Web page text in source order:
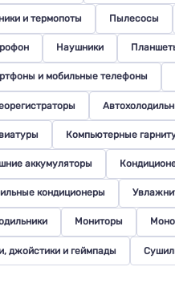
и термопоты Пылесосы
Наушники
и мобильные телефоны
Компьютерные
аккумуляторы
кондиционеры
Мониторы
джойстики и геймпады